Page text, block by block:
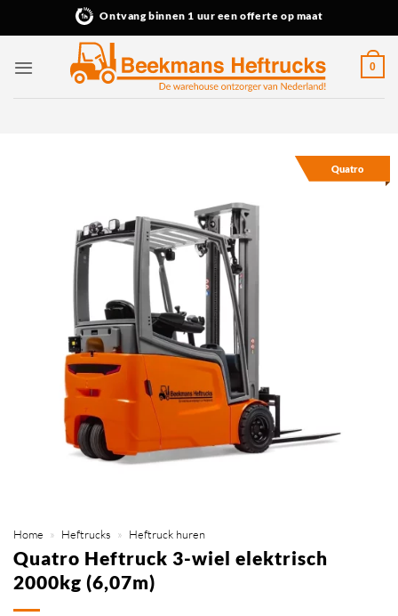
Ontvang binnen 1 uur een offerte op maat
0
Quatro
Home » Heftrucks » Heftruck huren
Quatro Heftruck 3-wiel elektrisch
2000kg (6,07m)